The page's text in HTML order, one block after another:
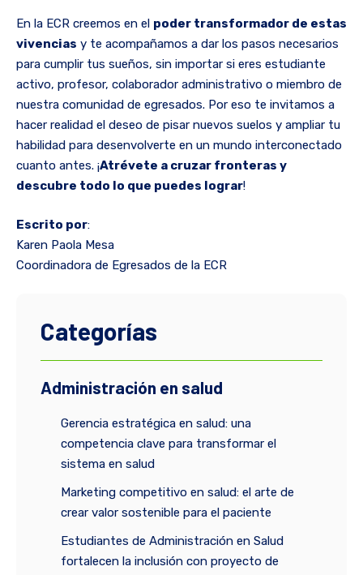
En la ECR creemos en el poder transformador de estas
vivencias y te acompañamos a dar los pasos necesarios
para cumplir tus sueños, sin importar si eres estudiante
activo, profesor, colaborador administrativo o miembro de
nuestra comunidad de egresados. Por eso te invitamos a
hacer realidad el deseo de pisar nuevos suelos y ampliar tu
habilidad para desenvolverte en un mundo interconectado
cuanto antes. ¡Atrévete a cruzar fronteras y
descubre todo lo que puedes lograr!
Escrito por:
Karen Paola Mesa
Coordinadora de Egresados de la ECR
Categorías
Administración en salud
Gerencia estratégica en salud: una
competencia clave para transformar el
sistema en salud
Marketing competitivo en salud: el arte de
crear valor sostenible para el paciente
Estudiantes de Administración en Salud
fortalecen la inclusión con proyecto de